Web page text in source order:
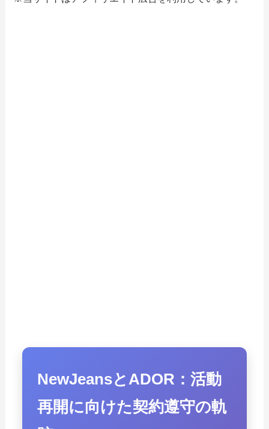
NewJeansとADOR：活動
再開に向けた契約遵守の軌